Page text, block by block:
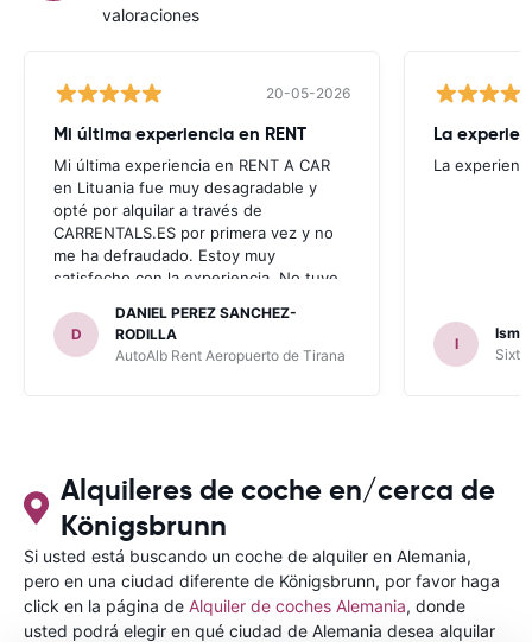
valoraciones
20-05-2026
Mi última experiencia en RENT
Mi última experiencia en RENT A CAR
en Lituania fue muy desagradable y
opté por alquilar a través de
CARRENTALS.ES por primera vez y no
me ha defraudado. Estoy muy
satisfecho con la experiencia. No tuve
invitaron a adquirir un seguro (como
había leído en varios blog). En mis
anteriores viajes nunca había alquilado
para ALBANIA
D
DANIEL PEREZ SANCHEZ-
RODILLA
AutoAlb Rent Aeropuerto de Tirana
La
La
I
Sixt
Alquileres de coche en/cerca de
Königsbrunn
Si usted está buscando un coche de alquiler en Alemania,
pero en una ciudad diferente de Königsbrunn, por favor haga
click en la página de Alquiler de coches Alemania, donde
usted podrá elegir en qué ciudad de Alemania desea alquilar